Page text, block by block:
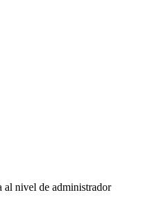
al nivel de administrador